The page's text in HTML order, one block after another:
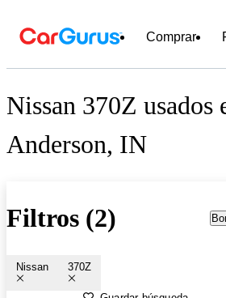
Comprar
Nissan 370Z usados
Anderson, IN
Filtros (2)
Nissan 370Z